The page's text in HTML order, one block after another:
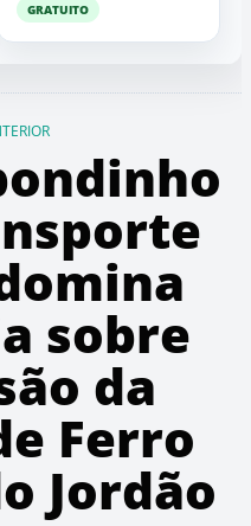
GRATUITO
sobre
da
Ferro
Jordão